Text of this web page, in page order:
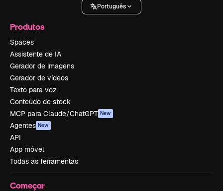
Português
Produtos
Spaces
Assistente de IA
Gerador de imagens
Gerador de vídeos
Texto para voz
Conteúdo de stock
MCP para Claude/ChatGPT New
Agentes New
API
App móvel
Todas as ferramentas
Começar